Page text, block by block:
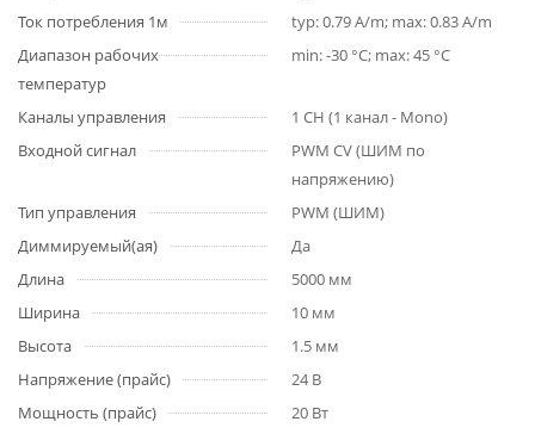
Ток потребления 1м
typ: 0.79 A/m; max: 0.83 A/m
Диапазон рабочих
температур
min: -30 °C; max: 45 °C
Каналы управления
1 CH (1 канал - Mono)
Входной сигнал
PWM СV (ШИМ по
напряжению)
Тип управления
PWM (ШИМ)
Диммируемый(ая)
Да
Длина
5000 мм
Ширина
10 мм
Высота
1.5 мм
Напряжение (прайс)
24 В
Мощность (прайс)
20 Вт